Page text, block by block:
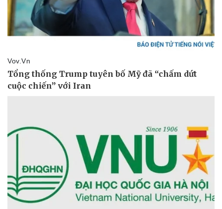
Bóng đá
Lịch thi đấu bóng đá
Thế giới thể thao
Hậu trường
Xe máy
Tư vấn